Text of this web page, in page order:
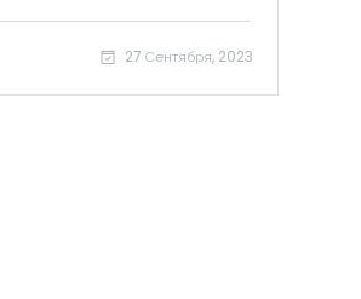
27 Сентября, 2023